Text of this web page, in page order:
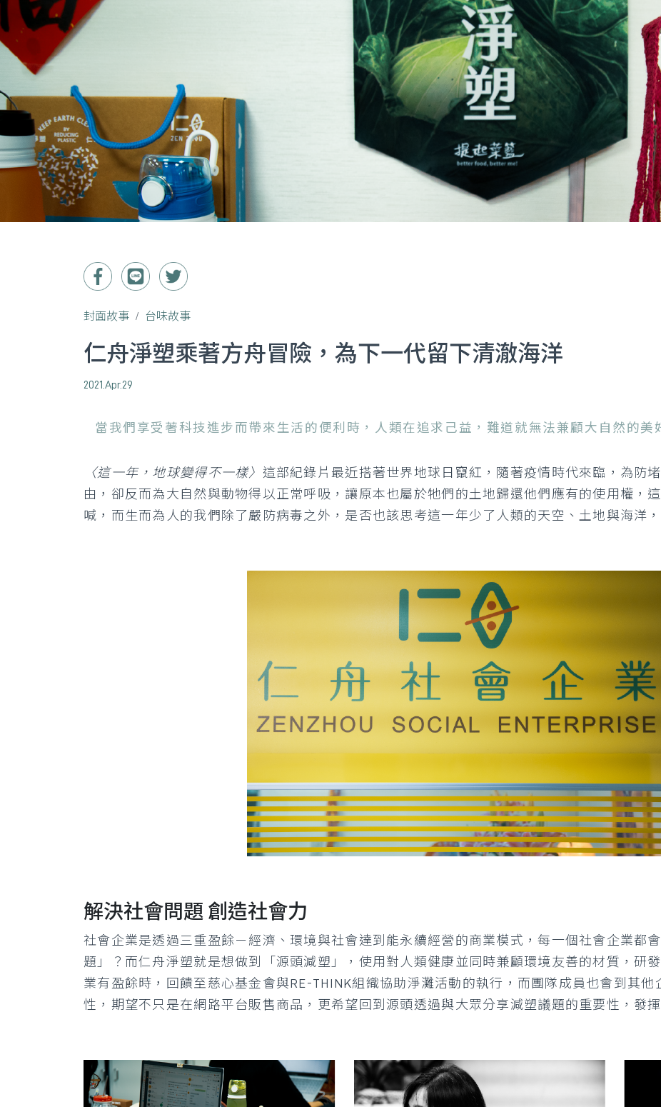
封面故事 台味故事
仁舟淨塑乘著方舟冒險，為下一代留下清澈海洋
2021.Apr.29
當我們享受著科技進步而帶來生活的便利時，人類在追求己益，難道就無法兼顧大自然的美
〈這一年，地球變得不一樣〉 這部紀錄片最近搭著世界地球日竄紅，隨著疫情時代來臨，為防
由，卻反而為大自然與動物得以正常呼吸，讓原本也屬於牠們的土地歸還他們應有的使用權，
喊，而生而為人的我們除了嚴防病毒之外，是否也該思考這一年少了人類的天空、土地與海洋
解決社會問題 創造社會力
社會企業是透過三重盈餘－經濟、環境與社會達到能永續經營的商業模式，每一個社會企業都
題」？而仁舟淨塑就是想做到「源頭減塑」，使用對人類健康並同時兼顧環境友善的材質，研
業有盈餘時，回饋至慈心基金會與RE-THINK組織協助淨灘活動的執行，而團隊成員也會到其
性，期望不只是在網路平台販售商品，更希望回到源頭透過與大眾分享減塑議題的重要性，發